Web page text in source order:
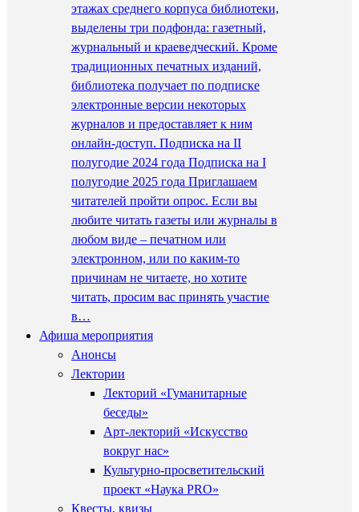
этажах среднего корпуса библиотеки,
выделены три подфонда: газетный,
журнальный и краеведческий. Кроме
традиционных печатных изданий,
библиотека получает по подписке
электронные версии некоторых
журналов и предоставляет к ним
онлайн-доступ. Подписка на II
полугодие 2024 года Подписка на I
полугодие 2025 года Приглашаем
читателей пройти опрос. Если вы
любите читать газеты или журналы в
любом виде – печатном или
электронном, или по каким-то
причинам не читаете, но хотите
читать, просим вас принять участие
в…
Афиша мероприятия
Анонсы
Лектории
Лекторий «Гуманитарные
беседы»
Арт-лекторий «Искусство
вокруг нас»
Культурно-просветительский
проект «Наука PRO»
Квесты, квизы